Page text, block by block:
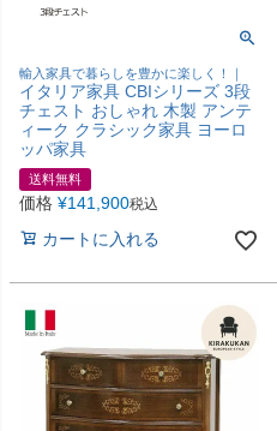
輸入家具で暮らしを豊かに楽しく！｜
イタリア家具 CBIシリーズ 3段
チェスト おしゃれ 木製 アンテ
ィーク クラシック家具 ヨーロ
ッパ家具
送料無料
価格 ¥141,900税込
カートに入れる